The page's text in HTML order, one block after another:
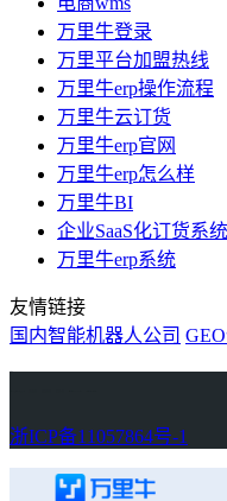
万里牛登录
万里平台加盟热线
万里牛erp操作流程
万里牛云订货
万里牛erp官网
万里牛erp怎么样
万里牛BI
企业SaaS化订货系统
万里牛erp系统
友情链接
国内智能机器人公司
浙ICP备11057864号-1